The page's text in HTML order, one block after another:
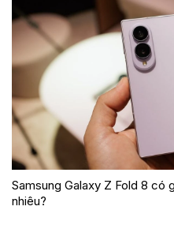
Samsung Galaxy Z Fold 8 có
nhiêu?